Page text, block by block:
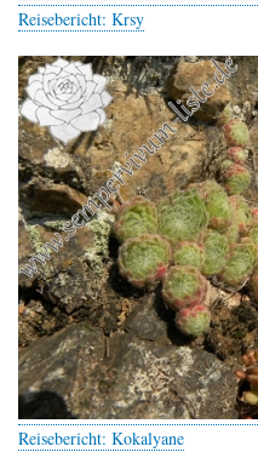
Reisebericht: Krsy
Reisebericht: Kokalyane